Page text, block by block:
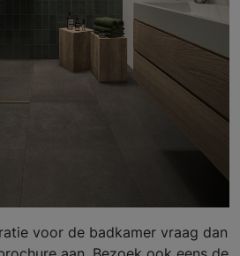
voor de badkamer vraag dan